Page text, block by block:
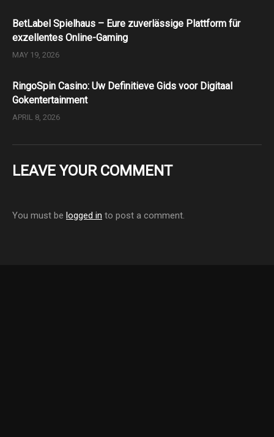
BetLabel Spielhaus – Eure zuverlässige Plattform für
exzellentes Online-Gaming
MAY 19, 2026
RingoSpin Casino: Uw Definitieve Gids voor Digitaal
Gokentertainment
APRIL 8, 2026
LEAVE YOUR COMMENT
You must be logged in to post a comment.